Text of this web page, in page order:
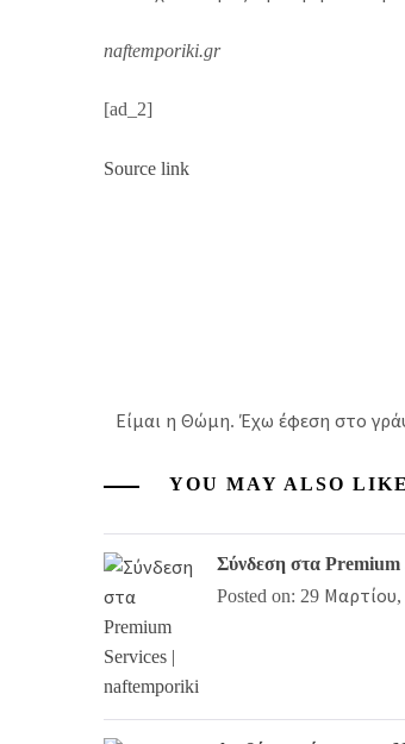
naftemporiki.gr
[ad_2]
Source link
Είμαι η Θώμη. Έχω έφεση στο
YOU MAY ALSO LIKE
Σύνδεση στα
Posted on: 29 Μαρτίου,